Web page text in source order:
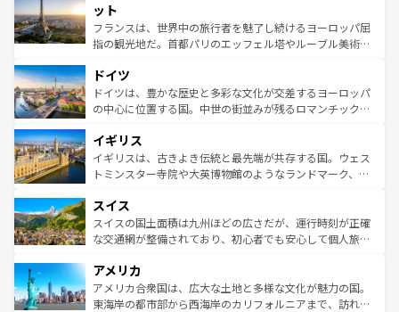
なお、新着のイタリア情報は
しい。
れる闘牛、そして美味しいタパスが生活の一部となってい
る。首都マドリードの洗練された雰囲気や、バルセロナの
アートに溢れた街角から、地方では古代ローマ遺跡や中世
せる。地方によって風土や気候が異なるスペインはその個
性で訪れる人を魅了する。 なお、新着のスペイン情報は コ
ンテンツ一覧を参照してほしい。
ット
フランスは、世界中の旅行者を魅了し続けるヨーロッパ屈
指の観光地だ。首都パリのエッフェル塔やルーブル美術館
で、幅広い魅力が詰まっている。華麗な宮殿、歴史的な大
聖堂、美しいビーチ、そして豊かな自然が、訪れる者を心
から魅了する。また、フランスは美食の国としても知ら
いる。シャンパンの発祥地であるランス、プロヴァンスの
香り高いラベンダー畑など、多彩な楽しみ方が可能だ。さ
らに、パリ以外の地域にも魅力が溢れており、どの街角に
れる地方に足を運ぶとそれぞれで全く異なる文化を体験で
きるだろう。 なお、新着のフランス情報はコンテンツ一覧
を参照してほしい。
ドイツ
ドイツは、豊かな歴史と多彩な文化が交差するヨーロッパ
の中心に位置する国。中世の街並みが残るロマンチック街
顔を持つこの国は、どこを歩いても飽きることがない。ベ
ルリンの文化的活気、バイエルン州のアルプスの絶景、そ
してライン川沿いのワイン畑といった風景は必見。ビール
は、お酒好きな人にはぜひ体験してほしい。 なお、新着の
ドイツ情報はコンテンツ一覧を参照してほしい。
イギリス
イギリスは、古きよき伝統と最先端が共存する国。ウェス
トミンスター寺院や大英博物館のようなランドマーク、歴
リアごとに異なる魅力がある。また、優雅なアフタヌーン
ティー、ビール好きにはたまらない英国パブ、サッカー観
戦など、本場だからこそできる体験も豊富。イギリスを旅
ンツ一覧を参照してほしい。
スイス
スイスの国土面積は九州ほどの広さだが、運行時刻が正確
な交通網が整備されており、初心者でも安心して個人旅行
の建物がそのまま残る町や、スイスならではのユニークな
博物館もあり、アルプス観光だけでなく町歩きも満喫する
ことができる。国民の所得が高いため物価も高いが、旅行
アメリカ
アメリカ合衆国は、広大な土地と多様な文化が魅力の国。
東海岸の都市部から西海岸のカリフォルニアまで、訪れる